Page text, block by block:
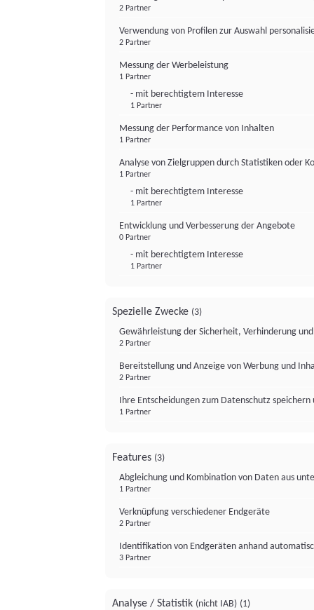
2 Partner
Verwendung von Profilen zur Auswahl
2 Partner
Messung der Werbeleistung
1 Partner
- mit berechtigtem Interesse
1 Partner
Messung der Performance von Inhalten
1 Partner
Analyse von Zielgruppen durch Statistiken oder
1 Partner
- mit berechtigtem Interesse
1 Partner
Entwicklung und Verbesserung der Angebote
0 Partner
- mit berechtigtem Interesse
1 Partner
Spezielle Zwecke (3)
Gewährleistung der Sicherheit, Verhinderung
2 Partner
Bereitstellung und Anzeige von Werbung und
2 Partner
Ihre Entscheidungen zum Datenschutz
1 Partner
Features (3)
Abgleichung und Kombination von Daten aus
1 Partner
Verknüpfung verschiedener Endgeräte
2 Partner
Identifikation von Endgeräten anhand
3 Partner
Analyse / Statistik (nicht IAB) (1)